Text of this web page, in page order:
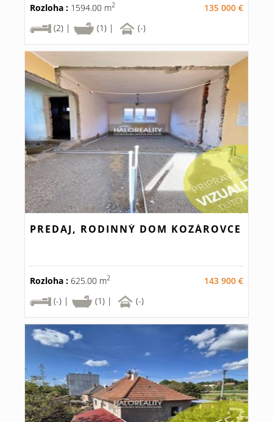
Rozloha : 1594.00 m2
135 000 €
(2) |
(1) | (-)
PREDAJ, RODINNÝ DOM KOZÁROVCE
Rozloha : 625.00 m2
143 900 €
(-) |
(1) | (-)